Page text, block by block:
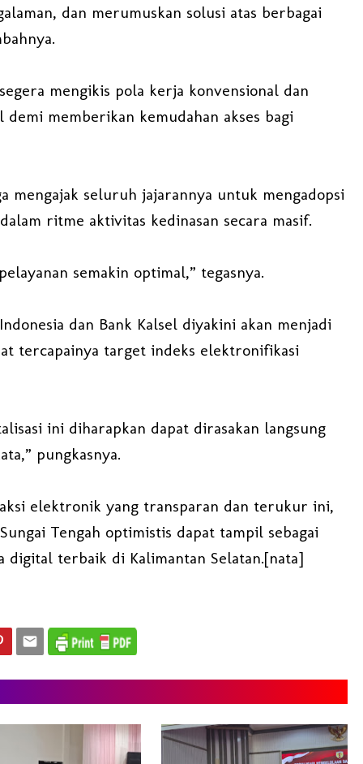
dan merumuskan solusi atas berbagai
mengikis pola kerja konvensional dan
memberikan kemudahan akses bagi
mengajak seluruh jajarannya untuk mengadopsi
ritme aktivitas kedinasan secara masif.
semakin optimal,” tegasnya.
dan Bank Kalsel diyakini akan menjadi
tercapainya target indeks elektronifikasi
ini diharapkan dapat dirasakan langsung
pungkasnya.
elektronik yang transparan dan terukur ini,
Tengah optimistis dapat tampil sebagai
digital terbaik di Kalimantan Selatan.[nata]